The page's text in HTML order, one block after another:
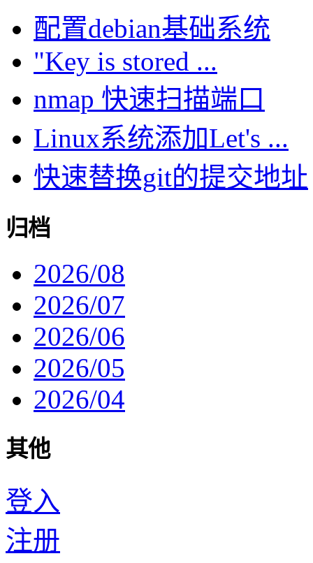
配置debian基础系统
"Key is stored ...
nmap 快速扫描端口
Linux系统添加Let's ...
快速替换git的提交地址
归档
2026/08
2026/07
2026/06
2026/05
2026/04
其他
登入
注册